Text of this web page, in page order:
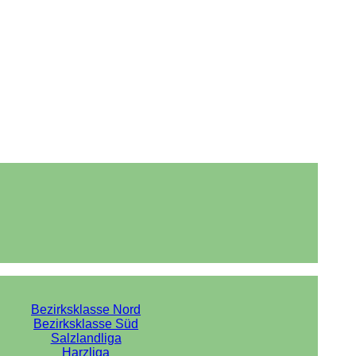
Bezirksklasse Nord
Bezirksklasse Süd
Salzlandliga
Harzliga